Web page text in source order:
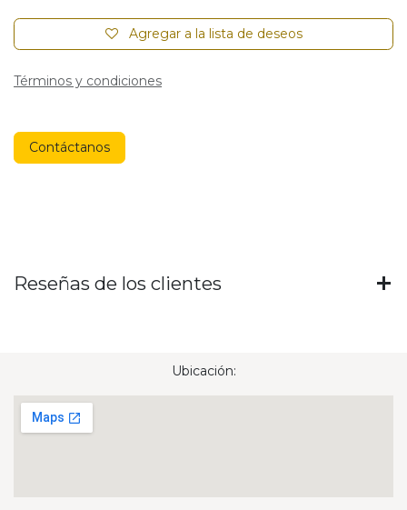
Agregar a la lista de deseos
Términos y condiciones
Contáctanos
Reseñas de los clientes
Ubicación: